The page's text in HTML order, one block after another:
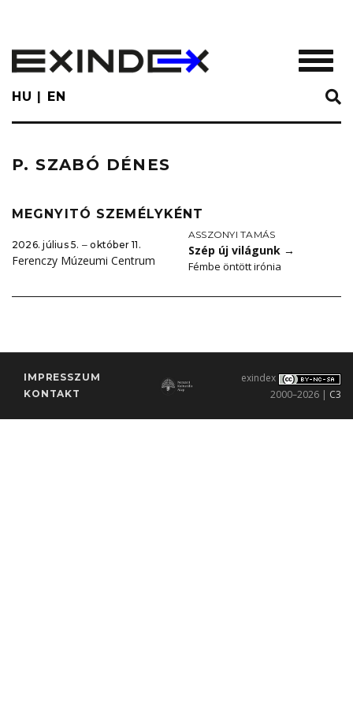
main
content
HU EN
P. SZABÓ DÉNES
MEGNYITÓ SZEMÉLYKÉNT
2026. július 5. ‒ október 11.
Ferenczy Múzeumi Centrum
ASSZONYI TAMÁS
Szép új világunk →
Fémbe öntött irónia
IMPRESSZUM
KONTAKT
exindex
2000–2026 | C3